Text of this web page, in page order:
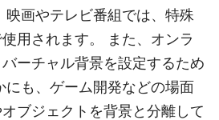
映画やテレビ番組では、特殊
用されます。 また、オンラ
ーチャル背景を設定するため
にも、ゲーム開発などの場面
ブジェクトを背景と分離して